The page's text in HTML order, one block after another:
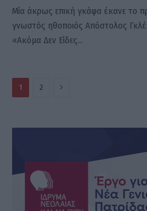
Μία άκρως επική γκάφα έκανε το
γνωστός ηθοποιός Απόστολος
«Ακόμα Δεν Είδες…
1 2 Επόμενο